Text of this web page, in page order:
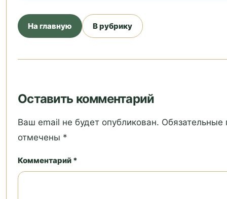
На главную В рубрику
Оставить комментарий
Ваш email не будет опубликован. Обязательные
отмечены *
Комментарий *